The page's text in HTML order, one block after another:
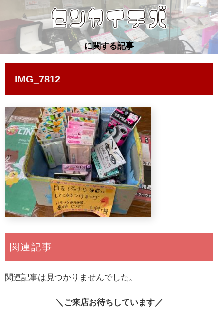
に関する記事
IMG_7812
関連記事
関連記事は見つかりませんでした。
＼ご来店お待ちしています／